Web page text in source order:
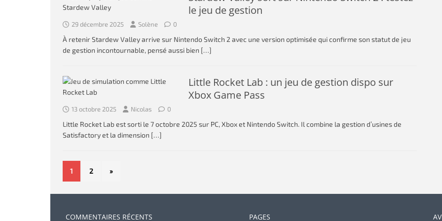
le jeu de gestion
29 décembre 2025 Solène 0
À retenir Stardew Valley arrive sur Nintendo Switch 2 avec une version optimisée qui confirme son statut de jeu
de gestion incontournable, pensé aussi bien […]
Little Rocket Lab : un jeu de gestion dispo sur
Xbox Game Pass
13 octobre 2025 Nicolas 0
Little Rocket Lab est sorti le 7 octobre 2025 sur PC, Xbox et Nintendo Switch. Il combine la gestion d’usines de
Satisfactory et la dimension […]
1 2 »
COMMENTAIRES RÉCENTS PAGES